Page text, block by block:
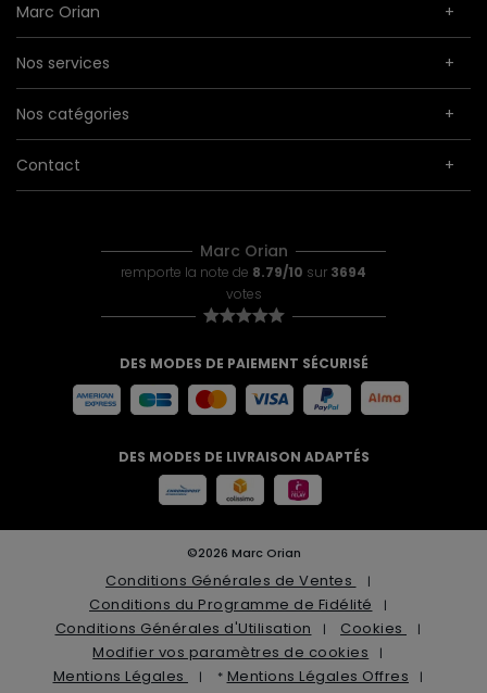
Marc Orian
Nos services
Nos catégories
Contact
Marc Orian
remporte la note de 8.79/10 sur 3694
votes
DES MODES DE PAIEMENT SÉCURISÉ
DES MODES DE LIVRAISON ADAPTÉS
©2026 Marc Orian
Conditions Générales de Ventes
Conditions du Programme de Fidélité
Conditions Générales d'Utilisation
Cookies
Modifier vos paramètres de cookies
Mentions Légales
* Mentions Légales Offres